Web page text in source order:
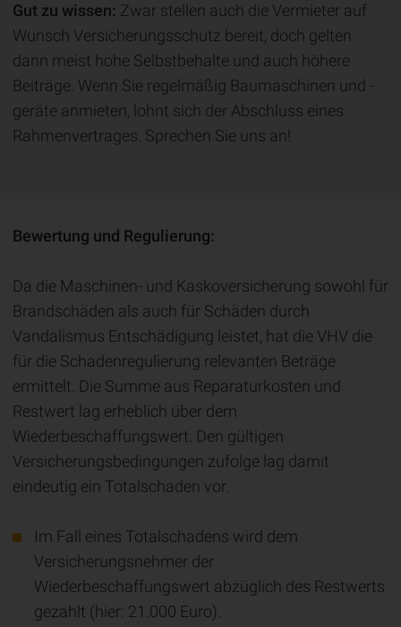
Gut zu wissen: Zwar stellen auch die Vermieter auf
Wunsch Versicherungsschutz bereit, doch gelten
dann meist hohe Selbstbehalte und auch höhere
Beiträge. Wenn Sie regelmäßig Baumaschinen und -
geräte anmieten, lohnt sich der Abschluss eines
Rahmenvertrages. Sprechen Sie uns an!
Bewertung und Regulierung:
Da die Maschinen- und Kaskoversicherung sowohl für
Brandschäden als auch für Schäden durch
Vandalismus Entschädigung leistet, hat die VHV die
für die Schadenregulierung relevanten Beträge
ermittelt. Die Summe aus Reparaturkosten und
Restwert lag erheblich über dem
Wiederbeschaffungswert. Den gültigen
Versicherungsbedingungen zufolge lag damit
eindeutig ein Totalschaden vor.
Im Fall eines Totalschadens wird dem
Versicherungsnehmer der
Wiederbeschaffungswert abzüglich des Restwerts
gezahlt (hier: 21.000 Euro).